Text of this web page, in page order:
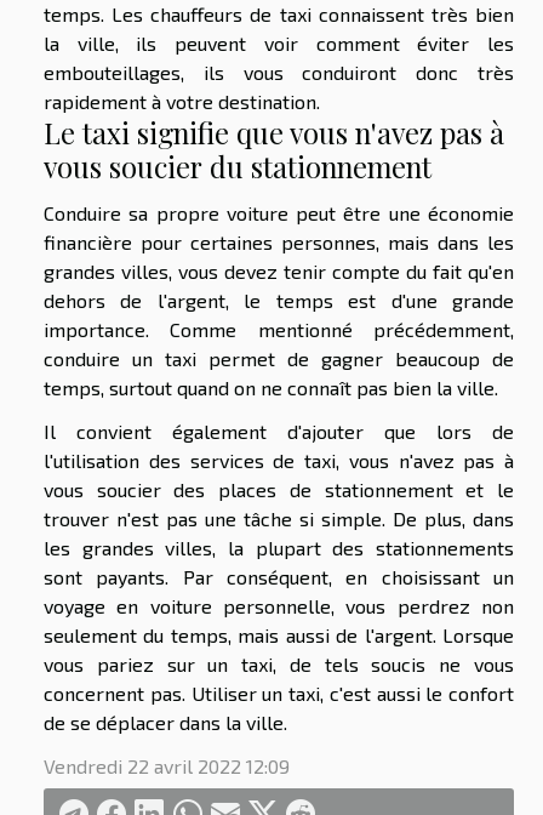
temps. Les chauffeurs de taxi connaissent très bien
la ville, ils peuvent voir comment éviter les
embouteillages, ils vous conduiront donc très
rapidement à votre destination.
Le taxi signifie que vous n'avez pas à
vous soucier du stationnement
Conduire sa propre voiture peut être une économie
financière pour certaines personnes, mais dans les
grandes villes, vous devez tenir compte du fait qu'en
dehors de l'argent, le temps est d'une grande
importance. Comme mentionné précédemment,
conduire un taxi permet de gagner beaucoup de
temps, surtout quand on ne connaît pas bien la ville.
Il convient également d'ajouter que lors de
l'utilisation des services de taxi, vous n'avez pas à
vous soucier des places de stationnement et le
trouver n'est pas une tâche si simple. De plus, dans
les grandes villes, la plupart des stationnements
sont payants. Par conséquent, en choisissant un
voyage en voiture personnelle, vous perdrez non
seulement du temps, mais aussi de l'argent. Lorsque
vous pariez sur un taxi, de tels soucis ne vous
concernent pas. Utiliser un taxi, c'est aussi le confort
de se déplacer dans la ville.
Vendredi 22 avril 2022 12:09